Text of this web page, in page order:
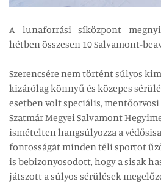
A lunaforrási síközpont
hétben összesen 10 Salvamont-
Szerencsére nem történt súlyos
kizárólag könnyű és közepes
esetben volt speciális, mentőorvosi
Szatmár Megyei Salvamont
ismételten hangsúlyozza a
fontosságát minden téli sportot
is bebizonyosodott, hogy a sisak
játszott a súlyos sérülések